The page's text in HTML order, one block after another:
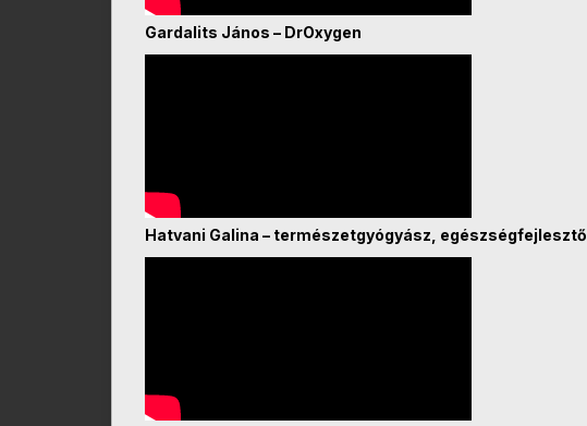
Gardalits János – DrOxygen
Hatvani Galina – természetgyógyász, egészségfejlesztő